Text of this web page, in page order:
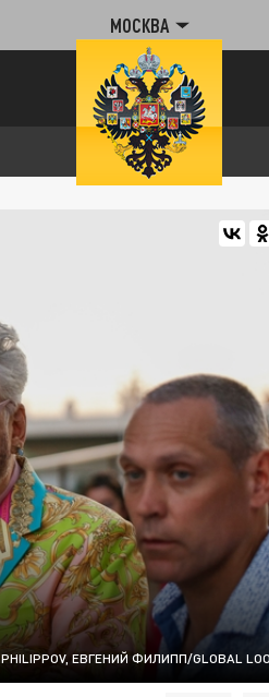
МОСКВА
ЕВГЕНИЙ ФИЛИПП/GLOBAL